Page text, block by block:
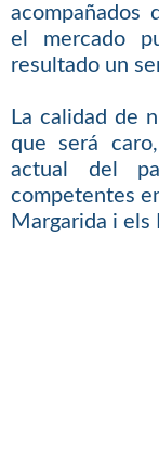
acompañados
el mercado
resultado un
La calidad de
que será
actual del
competentes
Margarida i els